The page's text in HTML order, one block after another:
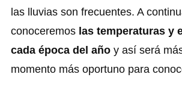
las lluvias son frecuentes. A
conoceremos las temperaturas y
cada época del año y así será
momento más oportuno para